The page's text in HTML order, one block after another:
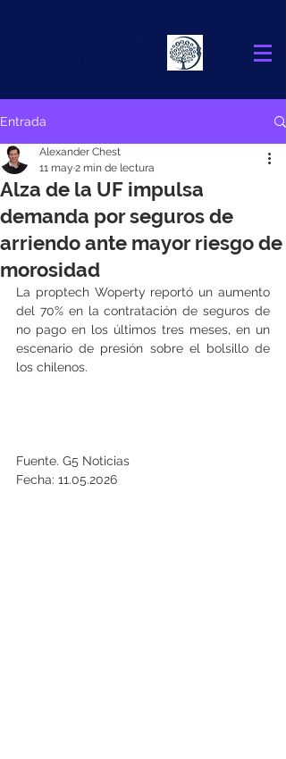
Entrada
Alza de la UF impulsa
demanda por seguros de
arriendo ante mayor riesgo de
morosidad
Alexander Chest
11 may 2 min de lectura
La proptech Woperty reportó un aumento
del 70% en la contratación de seguros de
no pago en los últimos tres meses, en un
escenario de presión sobre el bolsillo de
los chilenos.
Fuente. G5 Noticias
Fecha: 11.05.2026